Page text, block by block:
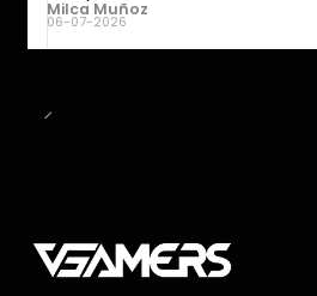
Milca Muñoz
06-07-2026